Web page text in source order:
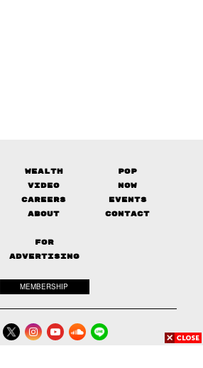
Wealth
Pop
Video
Now
Careers
Events
About Contact
FOR
ADVERTISING
MEMBERSHIP